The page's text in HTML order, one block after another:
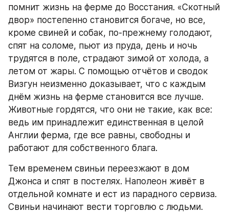
помнит жизнь на ферме до Восстания. «Скотный
двор» постепенно становится богаче, но все,
кроме свиней и собак, по-прежнему голодают,
спят на соломе, пьют из пруда, день и ночь
трудятся в поле, страдают зимой от холода, а
летом от жары. С помощью отчётов и сводок
Визгун неизменно доказывает, что с каждым
днём жизнь на ферме становится все лучше.
Животные гордятся, что они не такие, как все:
ведь им принадлежит единственная в целой
Англии ферма, где все равны, свободны и
работают для собственного блага.
Тем временем свиньи переезжают в дом
Джонса и спят в постелях. Наполеон живёт в
отдельной комнате и ест из парадного сервиза.
Свиньи начинают вести торговлю с людьми.